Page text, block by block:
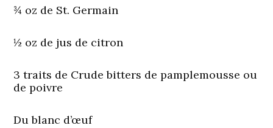
¾ oz de St. Germain
½ oz de jus de citron
3 traits de Crude bitters de pamplemousse ou
de poivre
Du blanc d’œuf